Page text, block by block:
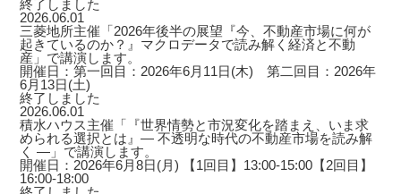
終了しました
2026.06.01
三菱地所主催「2026年後半の展望『今、不動産市場に何が
起きているのか？』マクロデータで読み解く経済と不動
産」で講演します。
開催日：第一回目：2026年6月11日(木) 第二回目：2026年
6月13日(土)
終了しました
2026.06.01
積水ハウス主催「『世界情勢と市況変化を踏まえ、いま求
められる選択とは』― 不透明な時代の不動産市場を読み解
く ―」で講演します。
開催日：2026年6月8日(月) 【1回目】13:00-15:00【2回目】
16:00-18:00